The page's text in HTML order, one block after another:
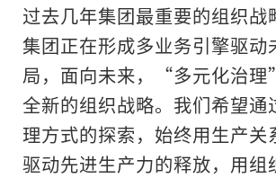
过去几年集团最重要的组织战
集团正在形成多业务引擎驱动
局，面向未来，“多元化治
全新的组织战略。我们希望通
理方式的探索，始终用生产关
驱动先进生产力的释放，用组